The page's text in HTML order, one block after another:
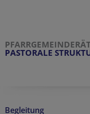
PASTORALE
Begleitung